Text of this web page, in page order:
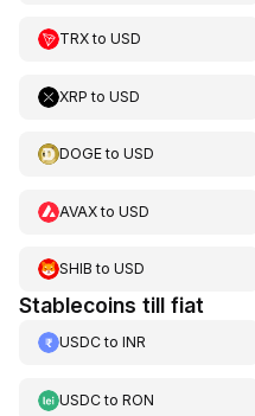
TRXto USD
XRP to USD
DOGEto USD
AVAXto USD
SHIB to USD
Stablecoins till fiat
USDCto INR
USDCto RON